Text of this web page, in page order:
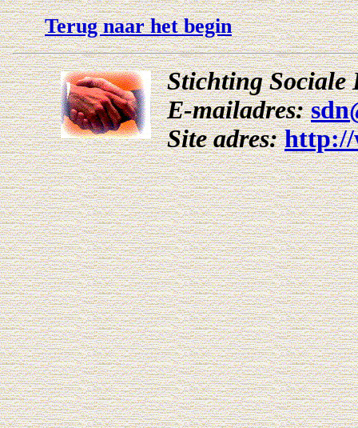
Terug naar het begin
Stichting Sociale
E-mailadres:
Site adres:http://